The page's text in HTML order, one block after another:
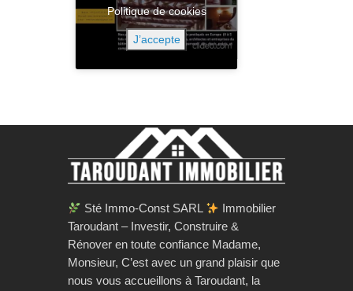
Politique de cookies
J’accepte
Sté Immo-Const SARL
Immobilier
Taroudant – Investir, Construire &
Rénover en toute confiance Madame,
Monsieur, C’est avec un grand plaisir que
nous vous accueillons à Taroudant, la